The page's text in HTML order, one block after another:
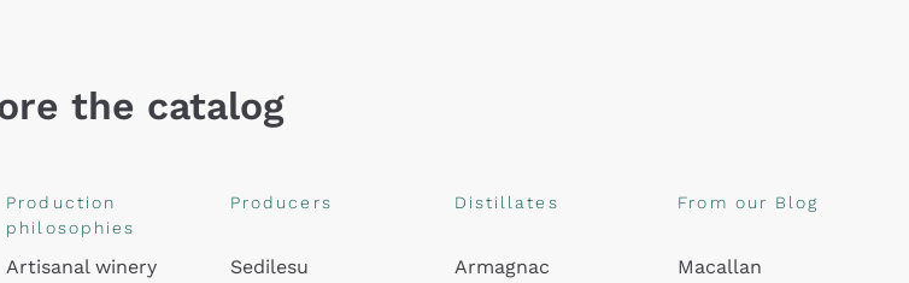
the catalog
Production
philosophies
Artisanal winery
Producers
Sedilesu
Distillates
Armagnac
From our Blog
Macallan